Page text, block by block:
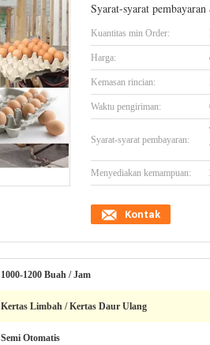
Syarat-syarat
Kuantitas min Order:
Harga:
Kemasan rincian:
Waktu pengiriman:
Syarat-syarat pembayaran:
Menyediakan kemampuan:
Kontak
1000-1200 Buah / Jam
Kertas Limbah / Kertas Daur Ulang
Semi Otomatis